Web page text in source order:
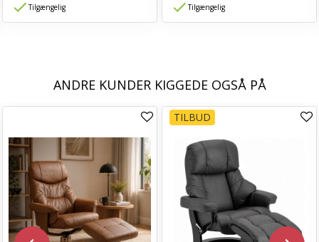
Tilgængelig Tilgængelig
ANDRE KUNDER KIGGEDE OGSÅ PÅ
TILBUD